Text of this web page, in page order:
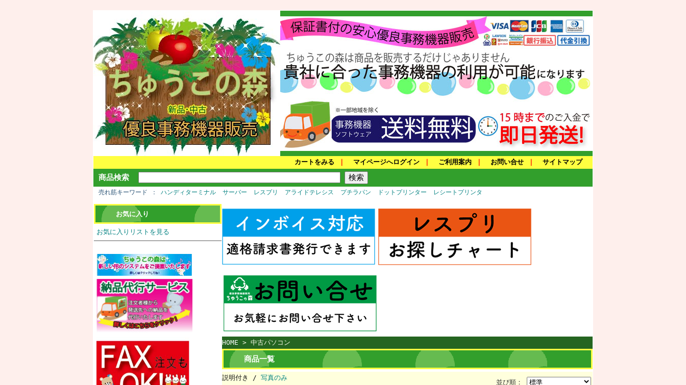
カートをみる マイページへログイン ご利用案内 お問い合せ サイトマップ
商品検索
売れ筋キーワード ハンディターミナル サーバー レスプリ アライドテレシス プチラパン ドットプリンター レシートプリンタ
お気に入り
お気に入りリストを見る
HOME > 中古パソコン
商品一覧
並び順：
説明付き / 写真のみ